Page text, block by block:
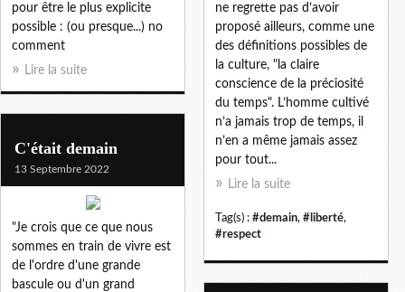
pour être le plus explicite
possible : (ou presque...) no
comment
Lire la suite
ne regrette pas d’avoir
proposé ailleurs, comme une
des définitions possibles de
la culture, "la claire
conscience de la préciosité
du temps". L’homme cultivé
n’a jamais trop de temps, il
n’en a même jamais assez
pour tout...
Lire la suite
Tag(s) : #demain, #liberté,
#respect
C'était demain
13 Septembre 2022
"Je crois que ce que nous
sommes en train de vivre est
de l'ordre d'une grande
bascule ou d'un grand